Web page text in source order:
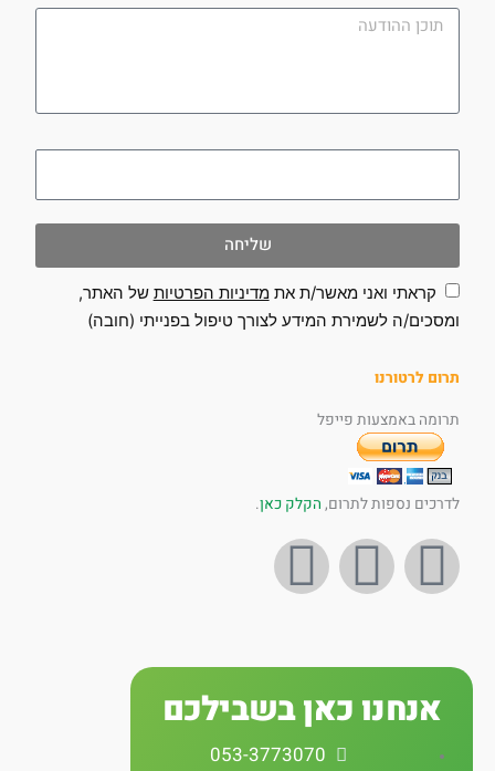
שליחה
קראתי ואני מאשר/ת אתמדיניות הפרטיותשל האתר,
ומסכים/ה לשמירת המידע לצורך טיפול בפנייתי (חובה)
תרום לרטורנו
תרומה באמצעות פייפל
לדרכים נספות לתרום,הקלק כאן.
F
c
e
Y
u
t
I
s
t
אנחנו כאן בשבילכם
053-3773070